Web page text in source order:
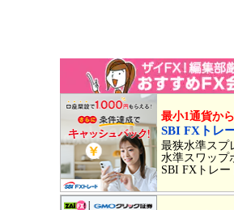
最小1通貨か
SBI FXトレ
最狭水準スプ
水準スワップ
SBI FXトレー